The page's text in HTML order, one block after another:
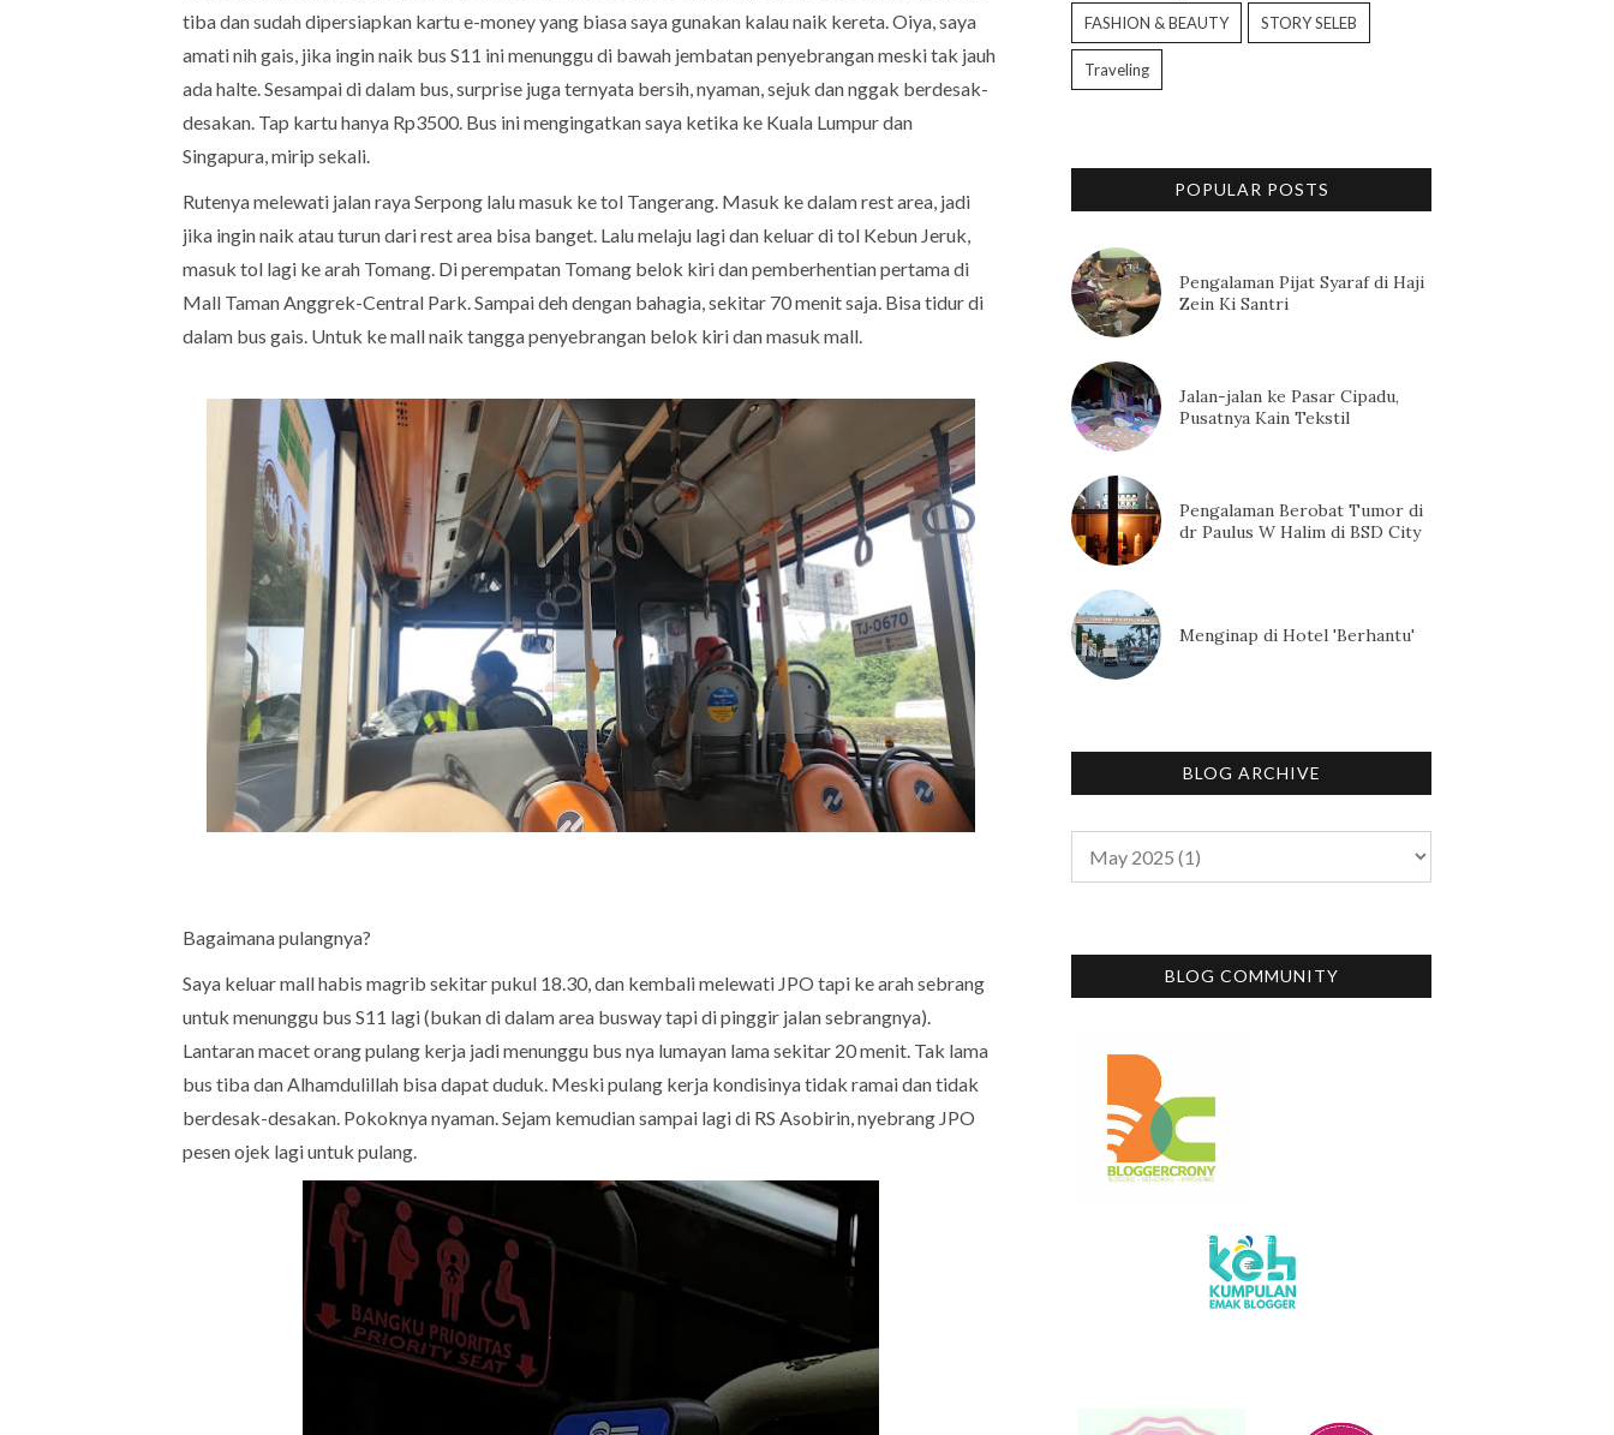
tiba dan sudah dipersiapkan kartu e-money yang biasa saya gunakan kalau naik kereta. Oiya, saya
amati nih gais, jika ingin naik bus S11 ini menunggu di bawah jembatan penyebrangan meski tak jauh
ada halte. Sesampai di dalam bus, surprise juga ternyata bersih, nyaman, sejuk dan nggak berdesak-
desakan. Tap kartu hanya Rp3500. Bus ini mengingatkan saya ketika ke Kuala Lumpur dan
Singapura, mirip sekali.
Rutenya melewati jalan raya Serpong lalu masuk ke tol Tangerang. Masuk ke dalam rest area, jadi
jika ingin naik atau turun dari rest area bisa banget. Lalu melaju lagi dan keluar di tol Kebun Jeruk,
masuk tol lagi ke arah Tomang. Di perempatan Tomang belok kiri dan pemberhentian pertama di
Mall Taman Anggrek-Central Park. Sampai deh dengan bahagia, sekitar 70 menit saja. Bisa tidur di
dalam bus gais. Untuk ke mall naik tangga penyebrangan belok kiri dan masuk mall.
Bagaimana pulangnya?
Saya keluar mall habis magrib sekitar pukul 18.30, dan kembali melewati JPO tapi ke arah sebrang
untuk menunggu bus S11 lagi (bukan di dalam area busway tapi di pinggir jalan sebrangnya).
Lantaran macet orang pulang kerja jadi menunggu bus nya lumayan lama sekitar 20 menit. Tak lama
bus tiba dan Alhamdulillah bisa dapat duduk. Meski pulang kerja kondisinya tidak ramai dan tidak
berdesak-desakan. Pokoknya nyaman. Sejam kemudian sampai lagi di RS Asobirin, nyebrang JPO
pesen ojek lagi untuk pulang.
FASHION & BEAUTY STORY SELEB
Traveling
POPULAR POSTS
Pengalaman Pijat Syaraf di Haji
Zein Ki Santri
Jalan-jalan ke Pasar Cipadu,
Pusatnya Kain Tekstil
Pengalaman Berobat Tumor di
dr Paulus W Halim di BSD City
Menginap di Hotel 'Berhantu'
BLOG ARCHIVE
BLOG COMMUNITY